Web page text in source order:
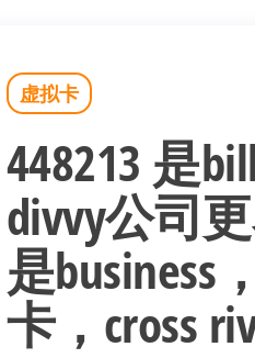
虚拟卡
448213 是
divvy公司
是business
卡，cross